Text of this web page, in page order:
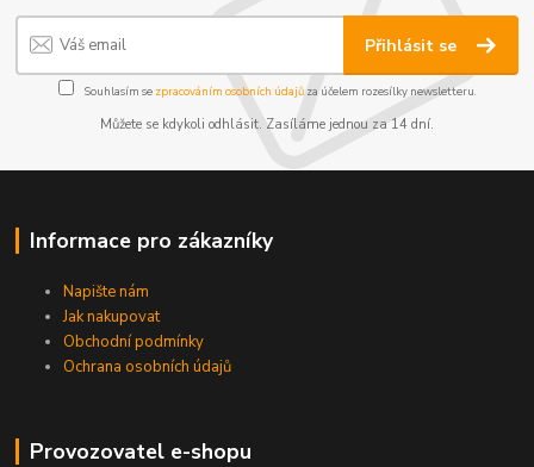
Přihlásit se
Souhlasím se zpracováním osobních údajůza účelem rozesílky newsletteru.
Můžete se kdykoli odhlásit. Zasíláme jednou za 14 dní.
Informace pro zákazníky
Napište nám
Jak nakupovat
Obchodní podmínky
Ochrana osobních údajů
Provozovatel e-shopu